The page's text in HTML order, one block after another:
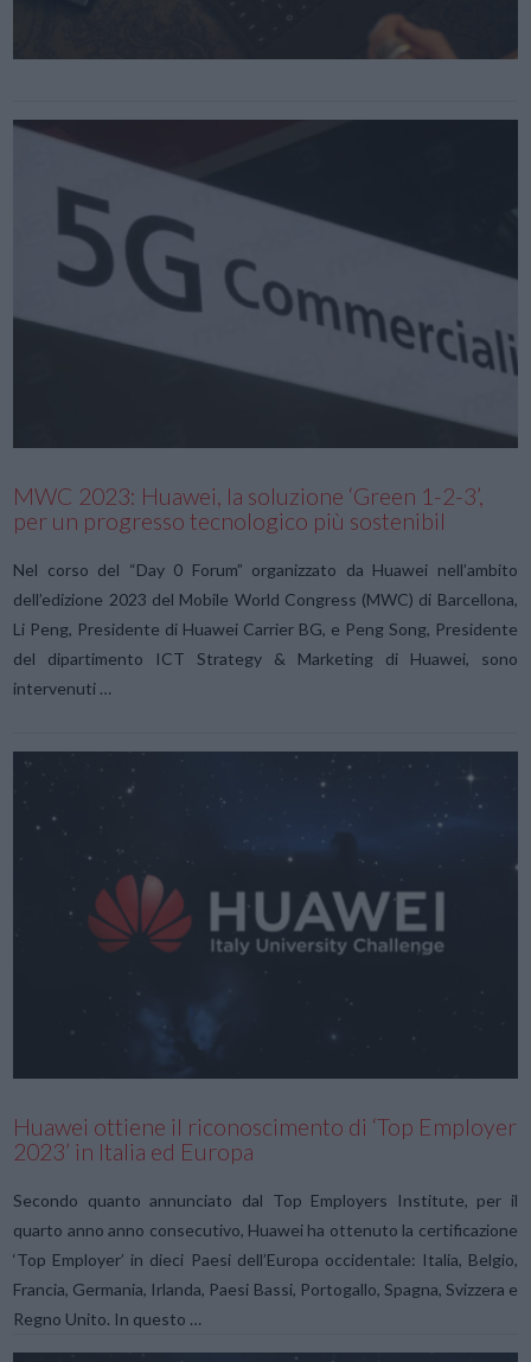
VIEW POST
MWC 2023: Huawei, la soluzione ‘Green 1-2-3’,
per un progresso tecnologico più sostenibil
Nel corso del “Day 0 Forum” organizzato da Huawei nell’ambito
dell’edizione 2023 del Mobile World Congress (MWC) di Barcellona,
Li Peng, Presidente di Huawei Carrier BG, e Peng Song, Presidente
del dipartimento ICT Strategy & Marketing di Huawei, sono
intervenuti …
Huawei ottiene il riconoscimento di ‘Top Employer
2023’ in Italia ed Europa
Secondo quanto annunciato dal Top Employers Institute, per il
quarto anno anno consecutivo, Huawei ha ottenuto la certificazione
‘Top Employer’ in dieci Paesi dell’Europa occidentale: Italia, Belgio,
Francia, Germania, Irlanda, Paesi Bassi, Portogallo, Spagna, Svizzera e
Regno Unito. In questo …